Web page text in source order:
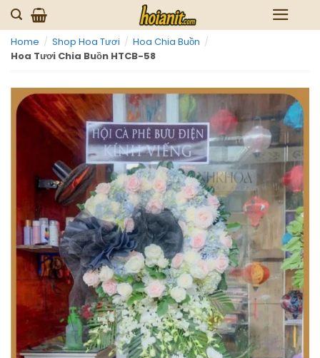
Skip
to
content
Home / Shop Hoa Tươi / Hoa Chia Buồn /
Hoa Tươi Chia Buồn HTCB-58